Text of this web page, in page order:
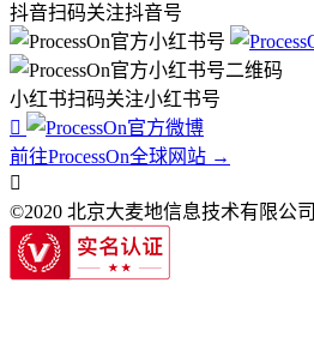
抖音扫码关注抖音号
小红书扫码关注小红书号

前往ProcessOn全球网站 →

©2020 北京大麦地信息技术有限公司